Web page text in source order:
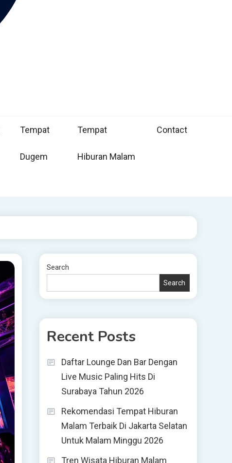
Tempat
Dugem
Tempat
Hiburan Malam
Contact
Search
Search
Recent Posts
Daftar Lounge Dan Bar Dengan
Live Music Paling Hits Di
Surabaya Tahun 2026
Rekomendasi Tempat Hiburan
Malam Terbaik Di Jakarta Selatan
Untuk Malam Minggu 2026
Tren Wisata Hiburan Malam